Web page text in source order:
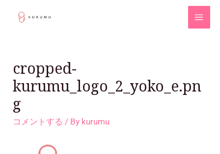
cropped-
kurumu_logo_2_yoko_e.pn
g
コメントする / By kurumu